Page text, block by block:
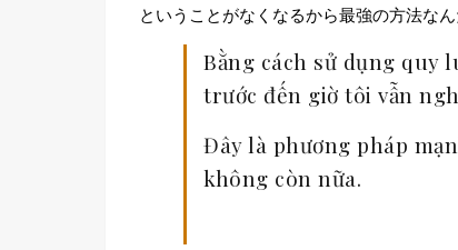
ということがなくなるから最強の方法なん
Bằng cách sử dụng quy
trước đến giờ tôi vẫn
Đây là phương pháp
không còn nữa.